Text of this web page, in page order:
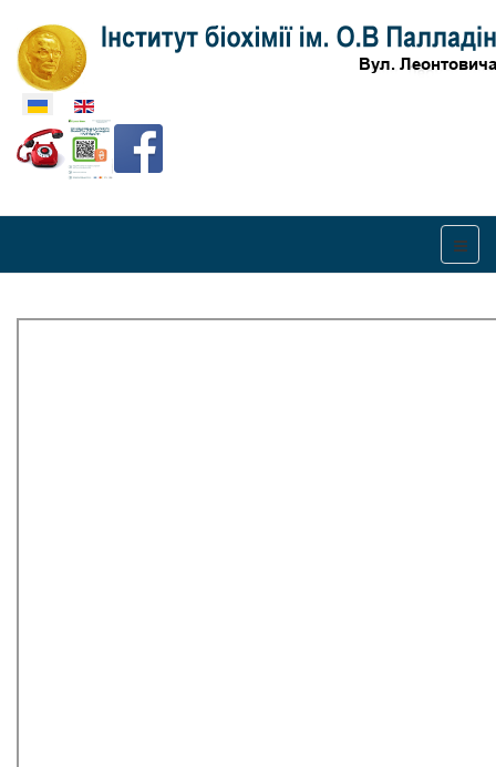
Оберіть свою мову